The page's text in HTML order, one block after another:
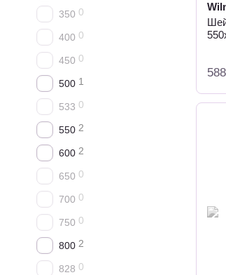
350 0
400 0
450 0
500 1
533 0
550 2
600 2
650 0
700 0
750 0
800 2
828 0